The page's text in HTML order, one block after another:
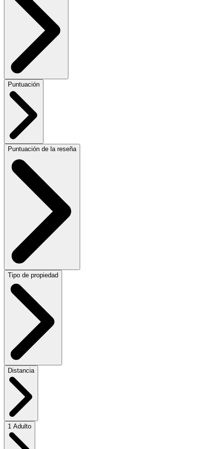
Puntuación
Puntuación de la reseña
Tipo de propiedad
Distancia
1 Adulto